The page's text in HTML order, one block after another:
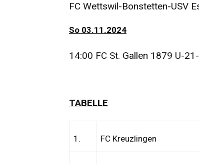
FC Wettswil-Bonstetten-USV
So 03.11.2024
14:00 FC St. Gallen 1879 U-
TABELLE
1. FC Kreuzlingen